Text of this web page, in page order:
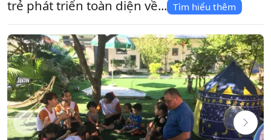
trẻ phát triển toàn diện về... Tìm hiểu thêm